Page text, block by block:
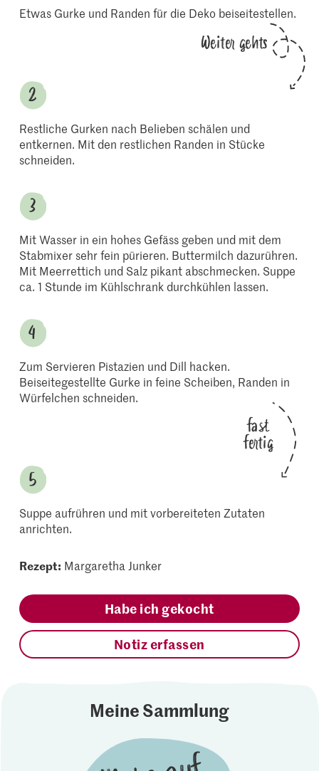
Etwas Gurke und Randen für die Deko beiseitestellen.
Weiter gehts
Restliche Gurken nach Belieben schälen und
entkernen. Mit den restlichen Randen in Stücke
schneiden.
Mit Wasser in ein hohes Gefäss geben und mit dem
Stabmixer sehr fein pürieren. Buttermilch dazurühren.
Mit Meerrettich und Salz pikant abschmecken. Suppe
ca. 1 Stunde im Kühlschrank durchkühlen lassen.
Zum Servieren Pistazien und Dill hacken.
Beiseitegestellte Gurke in feine Scheiben, Randen in
Würfelchen schneiden.
fast
fertig
Suppe aufrühren und mit vorbereiteten Zutaten
anrichten.
Rezept: Margaretha Junker
Habe ich gekocht
Notiz erfassen
Meine Sammlung